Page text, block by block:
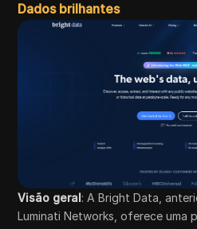
Dados brilhantes
Visão geral: A Bright Data,
Luminati Networks, oferece uma